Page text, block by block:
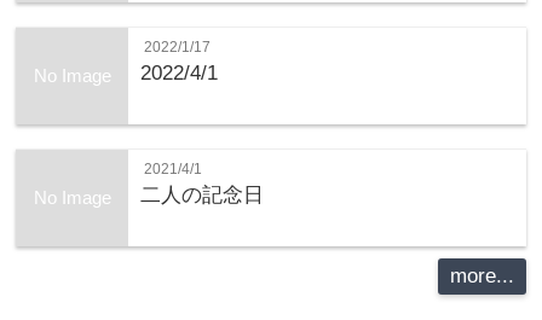
No Image
2022/1/17
2022/4/1
No Image
2021/4/1
二人の記念日
more...